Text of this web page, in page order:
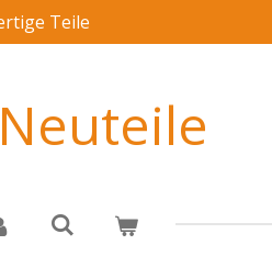
Teile